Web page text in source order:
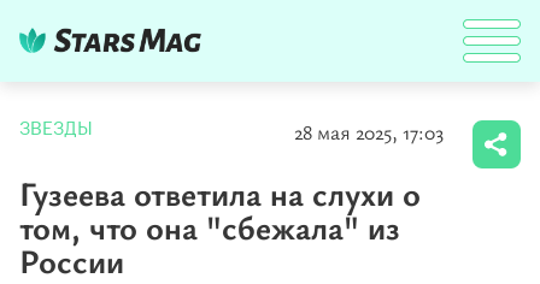
ЗВЕЗДЫ 28 мая 2025, 17:03
Гузеева ответила на слухи о
том, что она "сбежала" из
России